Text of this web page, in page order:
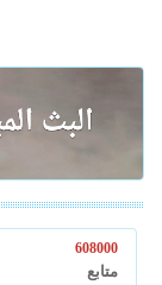
608000
متابع